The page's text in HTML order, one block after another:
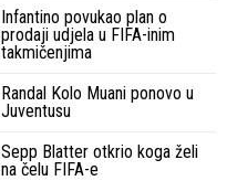
Infantino povukao plan o
prodaji udjela u FIFA-inim
takmičenjima
Randal Kolo Muani ponovo u
Juventusu
Sepp Blatter otkrio koga želi
na čelu FIFA-e